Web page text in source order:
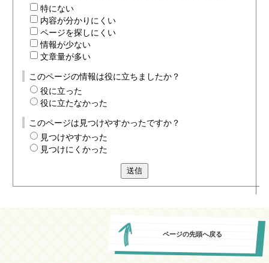
特にない
内容が分かりにくい
ページを探しにくい
情報が少ない
文章量が多い
このページの情報は役に立ちましたか？
役に立った
役に立たなかった
このページは見つけやすかったですか？
見つけやすかった
見つけにくかった
送信
ページの先頭へ戻る